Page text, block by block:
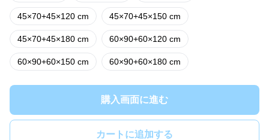
45×70+45×120 cm 45×70+45×150 cm
45×70+45×180 cm 60×90+60×120 cm
60×90+60×150 cm 60×90+60×180 cm
購入画面に進む
カートに追加する